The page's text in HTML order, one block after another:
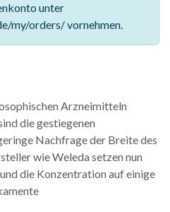
unter
my/orders/ vornehmen.
Arzneimitteln
die gestiegenen
Nachfrage der Breite des
wie Weleda setzen nun
die Konzentration auf einige